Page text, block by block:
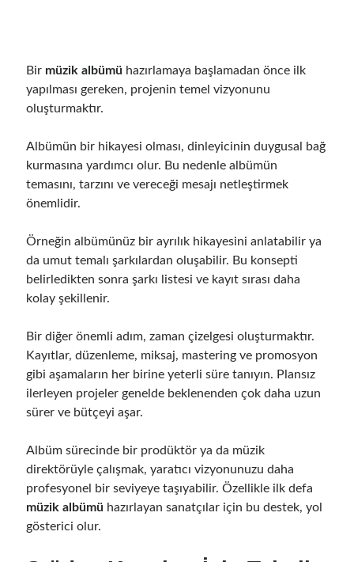
Bir müzik albümü hazırlamaya başlamadan önce ilk
yapılması gereken, projenin temel vizyonunu
oluşturmaktır.
Albümün bir hikayesi olması, dinleyicinin duygusal bağ
kurmasına yardımcı olur. Bu nedenle albümün
temasını, tarzını ve vereceği mesajı netleştirmek
önemlidir.
Örneğin albümünüz bir ayrılık hikayesini anlatabilir ya
da umut temalı şarkılardan oluşabilir. Bu konsepti
belirledikten sonra şarkı listesi ve kayıt sırası daha
kolay şekillenir.
Bir diğer önemli adım, zaman çizelgesi oluşturmaktır.
Kayıtlar, düzenleme, miksaj, mastering ve promosyon
gibi aşamaların her birine yeterli süre tanıyın. Plansız
ilerleyen projeler genelde beklenenden çok daha uzun
sürer ve bütçeyi aşar.
Albüm sürecinde bir prodüktör ya da müzik
direktörüyle çalışmak, yaratıcı vizyonunuzu daha
profesyonel bir seviyeye taşıyabilir. Özellikle ilk defa
müzik albümü hazırlayan sanatçılar için bu destek, yol
gösterici olur.